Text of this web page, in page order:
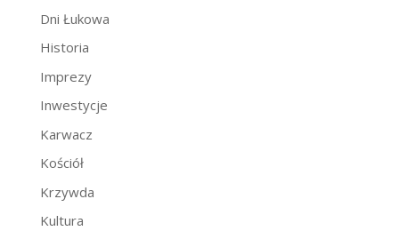
Dni Łukowa
Historia
Imprezy
Inwestycje
Karwacz
Kościół
Krzywda
Kultura